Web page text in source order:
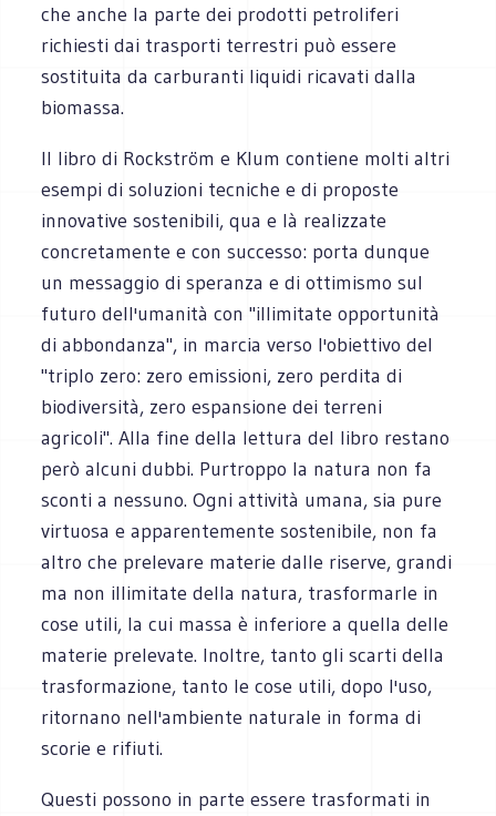
che anche la parte dei prodotti petroliferi
richiesti dai trasporti terrestri può essere
sostituita da carburanti liquidi ricavati dalla
biomassa.
Il libro di Rockström e Klum contiene molti altri
esempi di soluzioni tecniche e di proposte
innovative sostenibili, qua e là realizzate
concretamente e con successo: porta dunque
un messaggio di speranza e di ottimismo sul
futuro dell'umanità con "illimitate opportunità
di abbondanza", in marcia verso l'obiettivo del
"triplo zero: zero emissioni, zero perdita di
biodiversità, zero espansione dei terreni
agricoli". Alla fine della lettura del libro restano
però alcuni dubbi. Purtroppo la natura non fa
sconti a nessuno. Ogni attività umana, sia pure
virtuosa e apparentemente sostenibile, non fa
altro che prelevare materie dalle riserve, grandi
ma non illimitate della natura, trasformarle in
cose utili, la cui massa è inferiore a quella delle
materie prelevate. Inoltre, tanto gli scarti della
trasformazione, tanto le cose utili, dopo l'uso,
ritornano nell'ambiente naturale in forma di
scorie e rifiuti.
Questi possono in parte essere trasformati in